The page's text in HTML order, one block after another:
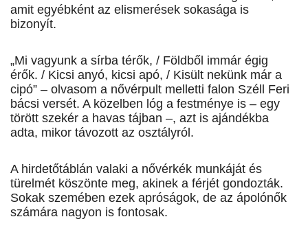
amit egyébként az elismerések sokasága is
bizonyít.
„Mi vagyunk a sírba térők, / Földből immár égig
érők. / Kicsi anyó, kicsi apó, / Kisült nekünk már a
cipó” – olvasom a nővérpult melletti falon Széll Feri
bácsi versét. A közelben lóg a festménye is – egy
törött szekér a havas tájban –, azt is ajándékba
adta, mikor távozott az osztályról.
A hirdetőtáblán valaki a nővérkék munkáját és
türelmét köszönte meg, akinek a férjét gondozták.
Sokak szemében ezek apróságok, de az ápolónők
számára nagyon is fontosak.